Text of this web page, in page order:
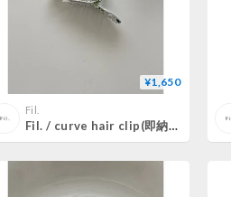
¥1,650
Fil.
Fil. / curve hair clip(即納)2color